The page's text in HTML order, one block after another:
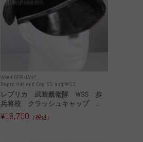
WWII GERMANY
Repro Hat and Cap SS and WSS
レプリカ 武装親衛隊 WSS 歩
兵将校 クラッシュキャップ ...
¥18,700 （税込）